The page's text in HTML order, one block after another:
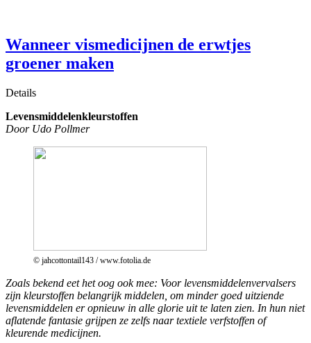
Wanneer vismedicijnen de erwtjes
groener maken
Details
Levensmiddelenkleurstoffen
Door Udo Pollmer
© jahcottontail143 / www.fotolia.de
Zoals bekend eet het oog ook mee: Voor levensmiddelenvervalsers
zijn kleurstoffen belangrijk middelen, om minder goed uitziende
levensmiddelen er opnieuw in alle glorie uit te laten zien. In hun niet
aflatende fantasie grijpen ze zelfs naar textiele verfstoffen of
kleurende medicijnen.